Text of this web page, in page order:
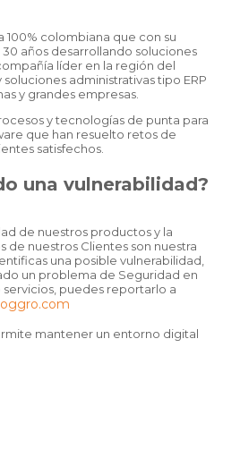
100% colombiana que con su
años desarrollando soluciones
líder en la región del
administrativas tipo ERP
y grandes empresas.
y tecnologías de punta para
que han resuelto retos de
satisfechos.
una vulnerabilidad?
de nuestros productos y la
de nuestros Clientes son nuestra
una posible vulnerabilidad,
un problema de Seguridad en
servicios, puedes reportarlo a
mantener un entorno digital